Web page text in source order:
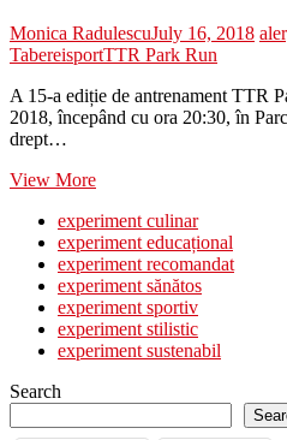
Monica RadulescuJuly 16, 2018
TabereisportTTR Park Run
A 15-a ediție de antrenament TTR
2018, începând cu ora 20:30, în
drept…
View MoreTTR
Run
#15
experiment culinar
experiment educațional
experiment recomandat
experiment sănătos
experiment sportiv
experiment stilistic
experiment sustenabil
Search